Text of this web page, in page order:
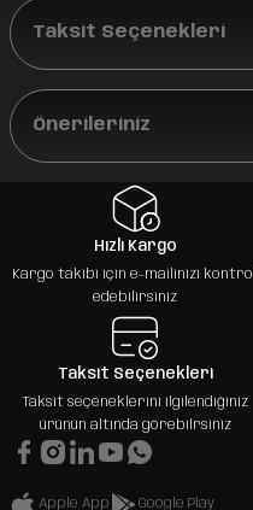
Taksit Seçenekleri
Önerileriniz
Hızlı Kargo
Kargo takibi için e-mailinizi kontrol
edebilirsiniz
Taksit Seçenekleri
Taksit seçeneklerini ilgilendiğiniz
ürünün altında görebilrsiniz
Apple App Google Play